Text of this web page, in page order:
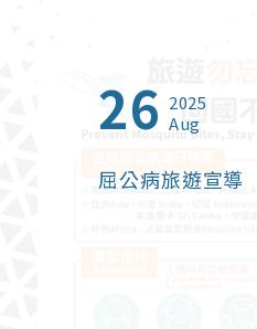
26 2025
Aug
屈公病旅遊宣導
23 2025
Oct
2025年北富銀與
01 2026
Jun
【創新創業實戰
13 2026
Jul
2026年度台灣觀
27 2026
Apr
鬱過天晴-打破憂
06 2026
May
財政部關務署臺
09 2026
Feb
114學年度高毓
16 2025
Sep
【榮譽榜】恭賀
23 2024
Jan
東海大學管理學